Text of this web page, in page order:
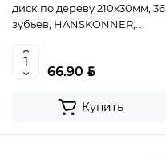
диск по дереву 210x30мм, 36
зубьев, HANSKONNER,
66.90 BYN
Купить